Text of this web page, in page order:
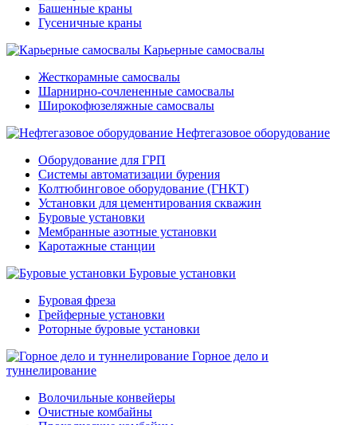
Башенные краны
Гусеничные краны
Карьерные самосвалы
Жесткорамные самосвалы
Шарнирно-сочлененные самосвалы
Широкофюзеляжные самосвалы
Нефтегазовое оборудование
Оборудование для ГРП
Системы автоматизации бурения
Колтюбинговое оборудование (ГНКТ)
Установки для цементирования скважин
Буровые установки
Мембранные азотные установки
Каротажные станции
Буровые установки
Буровая фреза
Грейферные установки
Роторные буровые установки
Горное дело и
туннелирование
Волочильные конвейеры
Очистные комбайны